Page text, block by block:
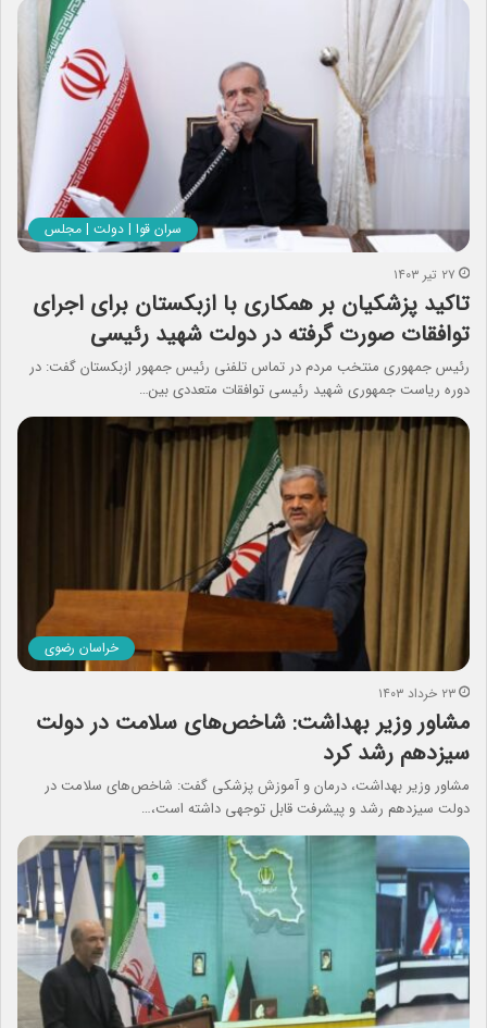
سران قوا | دولت | مجلس
۲۷ تیر ۱۴۰۳
تاکید پزشکیان بر همکاری با ازبکستان برای اجرای
توافقات صورت گرفته در دولت شهید رئیسی
رئیس جمهوری منتخب مردم در تماس تلفنی رئیس جمهور ازبکستان گفت: در
دوره ریاست جمهوری شهید رئیسی توافقات متعددی بین…
خراسان رضوی
۲۳ خرداد ۱۴۰۳
مشاور وزیر بهداشت: شاخص‌های سلامت در دولت
سیزدهم رشد کرد
مشاور وزیر بهداشت، درمان و آموزش پزشکی گفت: شاخص‌های سلامت در
دولت سیزدهم رشد و پیشرفت قابل توجهی داشته است،…